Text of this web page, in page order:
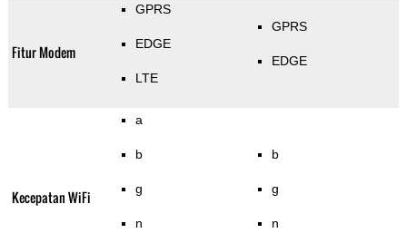
Fitur Modem
GPRS
EDGE
LTE
GPRS
EDGE
Kecepatan WiFi
a
b
g
n
b
g
n